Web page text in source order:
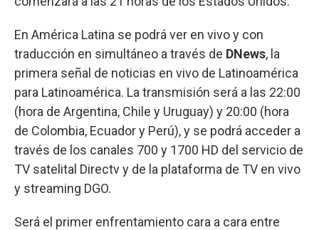
En América Latina se podrá ver en vivo y con
traducción en simultáneo a través de DNews, la
primera señal de noticias en vivo de Latinoamérica
para Latinoamérica. La transmisión será a las 22:00
(hora de Argentina, Chile y Uruguay) y 20:00 (hora
de Colombia, Ecuador y Perú), y se podrá acceder a
través de los canales 700 y 1700 HD del servicio de
TV satelital Directv y de la plataforma de TV en vivo
y streaming DGO.
Será el primer enfrentamiento cara a cara entre